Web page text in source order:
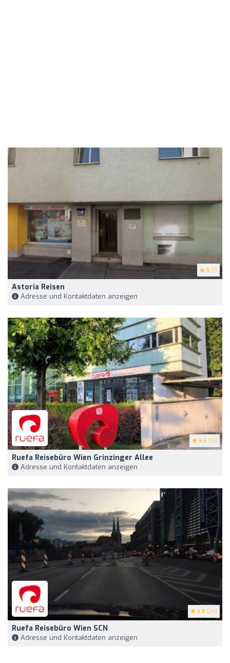
5 (1)
Astoria Reisen
Adresse und Kontaktdaten anzeigen
4.4 (14)
Ruefa Reisebüro Wien Grinzinger Allee
Adresse und Kontaktdaten anzeigen
4.8 (24)
Ruefa Reisebüro Wien SCN
Adresse und Kontaktdaten anzeigen